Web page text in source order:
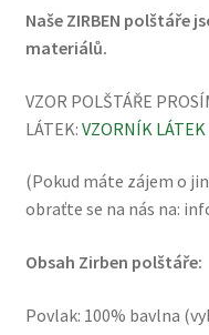
Naše ZIRBEN polštáře
materiálů.
VZOR POLŠTÁŘE
LÁTEK: VZORNÍK LÁTEK
(Pokud máte zájem o
obraťte se na nás na:
Obsah Zirben polštáře:
Povlak: 100% bavlna